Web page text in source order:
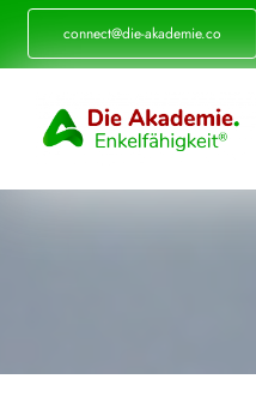
Zum
Inhalt
connect@die-akademie.co